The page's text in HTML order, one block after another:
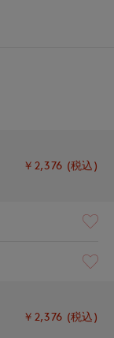
￥2,376 (税込)
￥2,376 (税込)